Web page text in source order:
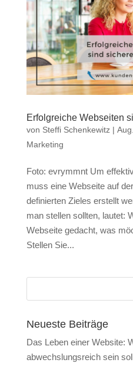
Erfolgreiche Webseiten
von Steffi Schenkewitz|
Marketing
Foto: evrymmnt Um
muss eine Webseite auf
definierten Zieles erstellt
man stellen sollten, lautet:
Webseite gedacht, was
Stellen Sie...
Neueste Beiträge
Das Leben einer Website:
abwechslungsreich sein